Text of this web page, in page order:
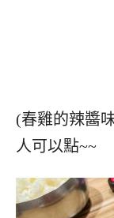
(春雞的辣醬
人可以點~~